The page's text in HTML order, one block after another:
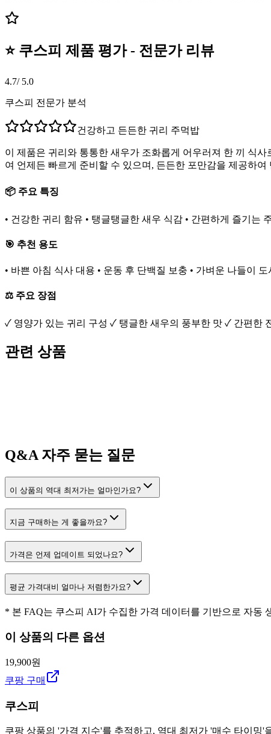
⭐ 쿠스피 제품 평가 - 전문가 리뷰
4.7/ 5.0
쿠스피 전문가 분석
건강하고 든든한 귀리 주먹밥
이 제품은 귀리와 통통한 새우가 조화롭게 어우러져 한 끼 식
여 언제든 빠르게 준비할 수 있으며, 든든한 포만감을 제공하
📦 주요 특징
• 건강한 귀리 함유 • 탱글탱글한 새우 식감 • 간편하게 즐기는
🎯 추천 용도
• 바쁜 아침 식사 대용 • 운동 후 단백질 보충 • 가벼운 나들이 도
⚖️ 주요 장점
✓ 영양가 있는 귀리 구성 ✓ 탱글한 새우의 풍부한 맛 ✓ 간편한
관련 상품
Q&A 자주 묻는 질문
이 상품의 역대 최저가는 얼마인가요?
지금 구매하는 게 좋을까요?
가격은 언제 업데이트 되었나요?
평균 가격대비 얼마나 저렴한가요?
* 본 FAQ는 쿠스피 AI가 수집한 가격 데이터를 기반으로 자동
이 상품의 다른 옵션
19,900원
쿠팡 구매
쿠스피
쿠팡 상품의 '가격 지수'를 추적하고, 역대 최저가 '매수 타이밍'